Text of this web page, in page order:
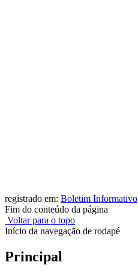
registrado em: Boletim Informativo
Fim do conteúdo da página
Voltar para o topo
Início da navegação de rodapé
Principal